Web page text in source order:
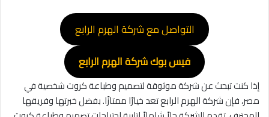
التواصل مع شركة الهرم الرابع
فيس بوك شركة الهرم الرابع
إذا كنت تبحث عن شركة موثوقة لتصميم وطباعة كروت شخصية في
مصر، فإن شركة الهرم الرابع تعد خيارًا ممتازًا. بفضل خبرتها وفريقها